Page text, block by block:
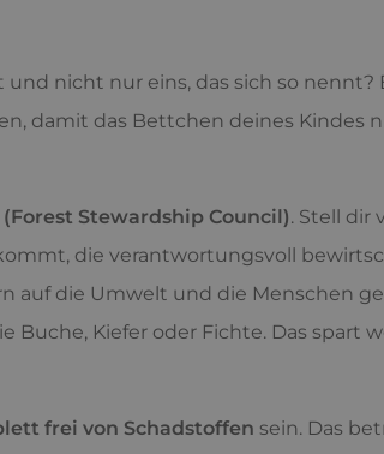
nicht nur eins, das sich so nennt?
damit das Bettchen deines Kindes
Stewardship Council). Stell dir
die verantwortungsvoll
auf die Umwelt und die Menschen
Buche, Kiefer oder Fichte. Das spart
frei von Schadstoffen sein. Das